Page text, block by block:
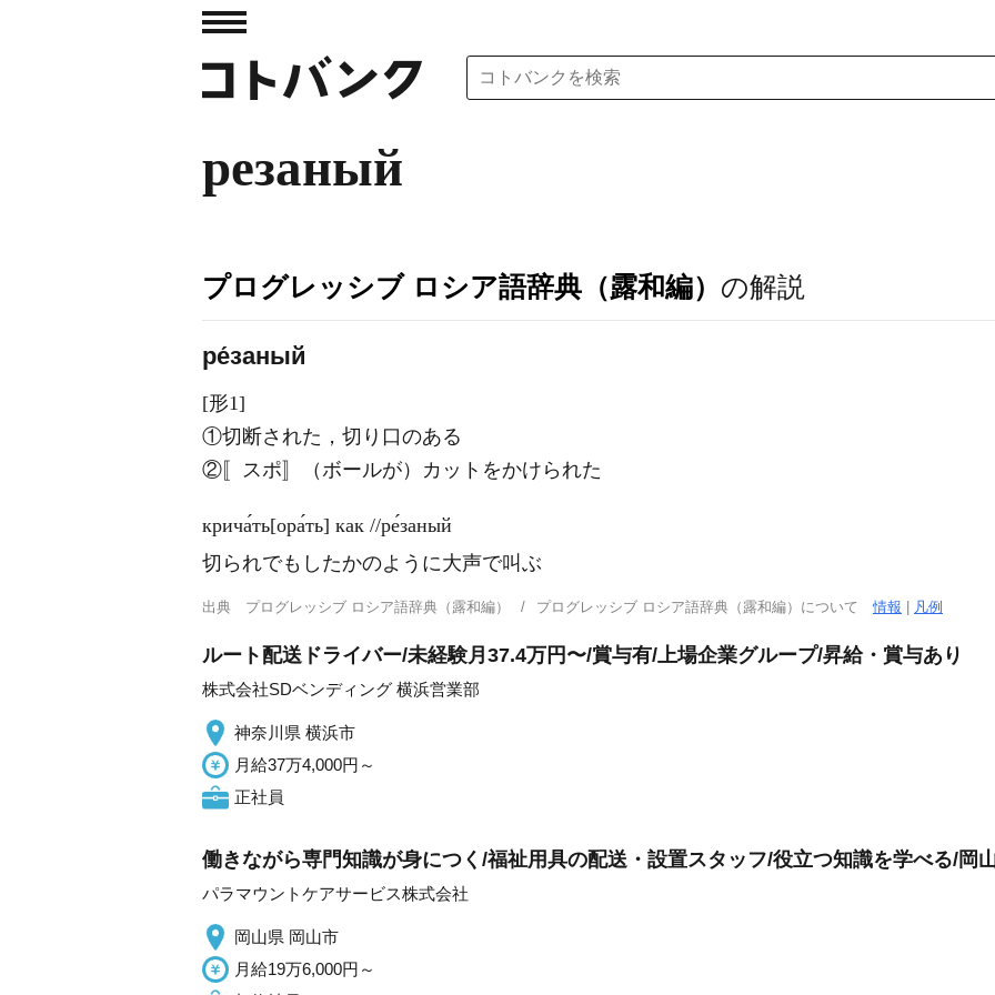
резаный
プログレッシブ ロシア語辞典（露和編） の解説
ре́заный
[形1]
①切断された，切り口のある
②〚スポ〛（ボールが）カットをかけられた
крича́ть[ора́ть] как //ре́заный
切られでもしたかのように大声で叫ぶ
出典 プログレッシブ ロシア語辞典（露和編） プログレッシブ ロシア語辞典（露和編）について情報 凡例
ルート配送ドライバー/未経験月37.4万円〜/賞与有/上場企業グループ/昇給・賞与あり
株式会社SDベンディング 横浜営業部
神奈川県 横浜市
月給37万4,000円～
正社員
働きながら専門知識が身につく/福祉用具の配送・設置スタッフ/役立つ知識を学べる/岡
パラマウントケアサービス株式会社
岡山県 岡山市
月給19万6,000円～